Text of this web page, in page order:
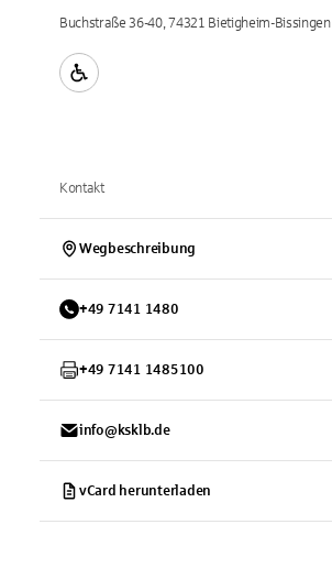
Buchstraße 36-40, 74321 Bietigheim-Bissingen
Kontakt
Wegbeschreibung
+49 7141 1480
+49 7141 1485100
info@ksklb.de
vCard herunterladen